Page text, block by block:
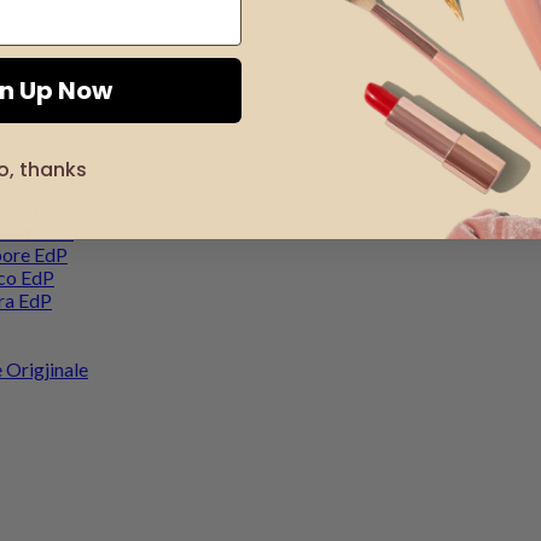
EdP
EdP
EdP
Origjinale
Up Now
thanks